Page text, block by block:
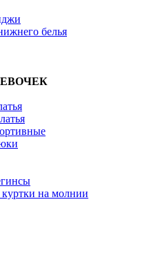
белья
на молнии